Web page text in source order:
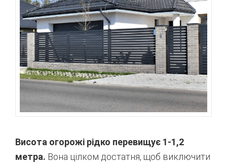
Висота огорожі рідко перевищує 1-1,2
метра. Вона цілком достатня, щоб виключити